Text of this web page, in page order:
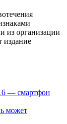
из организации
издание
— смартфон
может